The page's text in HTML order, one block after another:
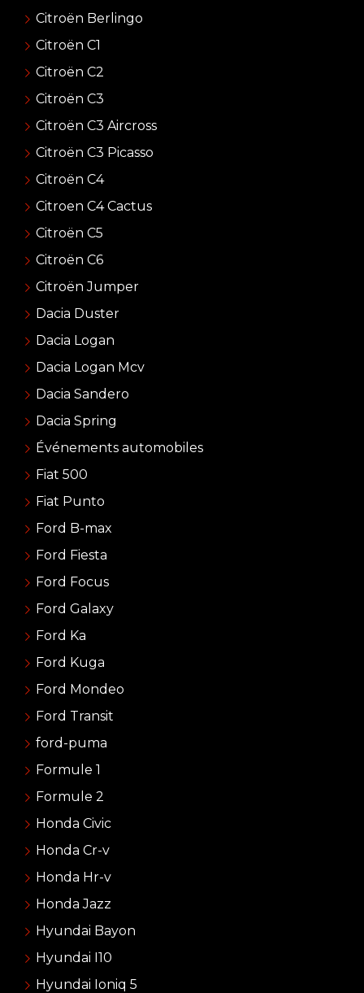
Citroën Berlingo
Citroën C1
Citroën C2
Citroën C3
Citroën C3 Aircross
Citroën C3 Picasso
Citroën C4
Citroen C4 Cactus
Citroën C5
Citroën C6
Citroën Jumper
Dacia Duster
Dacia Logan
Dacia Logan Mcv
Dacia Sandero
Dacia Spring
Événements automobiles
Fiat 500
Fiat Punto
Ford B-max
Ford Fiesta
Ford Focus
Ford Galaxy
Ford Ka
Ford Kuga
Ford Mondeo
Ford Transit
ford-puma
Formule 1
Formule 2
Honda Civic
Honda Cr-v
Honda Hr-v
Honda Jazz
Hyundai Bayon
Hyundai I10
Hyundai Ioniq 5